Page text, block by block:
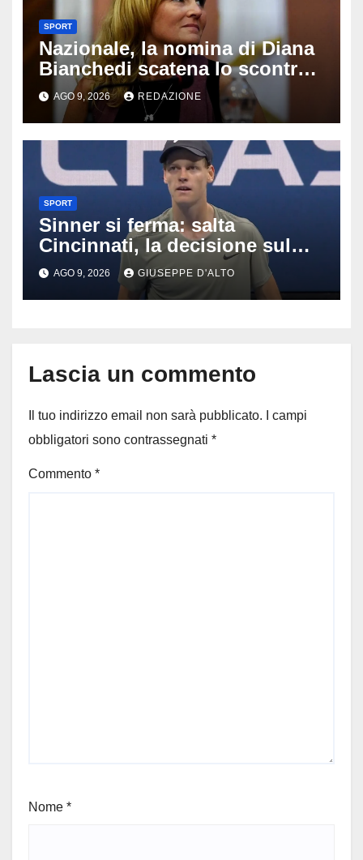
SPORT
Nazionale, la nomina di Diana
Bianchedi scatena lo scontro
tra Figc e Coni: cosa sta
succedendo
AGO 9, 2026 REDAZIONE
SPORT
Sinner si ferma: salta
Cincinnati, la decisione sul
ginocchio cambia il percorso
verso gli US Open
AGO 9, 2026 GIUSEPPE D'ALTO
Lascia un commento
Il tuo indirizzo email non sarà pubblicato.
I campi
obbligatori sono contrassegnati *
Commento *
Nome *